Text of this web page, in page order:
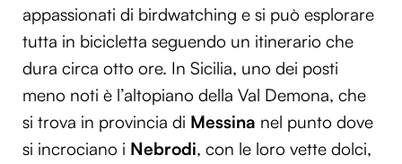
con altre informazioni che hai fornito loro o che hanno
raccolto dal tuo utilizzo dei loro servizi.
appassionati di birdwatching e si può esplorare
tutta in bicicletta seguendo un itinerario che
dura circa otto ore. In Sicilia, uno dei posti
meno noti è l’altopiano della Val Demona, che
si trova in provincia di Messina nel punto dove
si incrociano i Nebrodi, con le loro vette dolci,